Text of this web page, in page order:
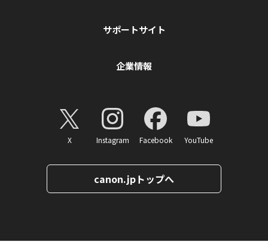
サポートサイト
企業情報
X Instagram Facebook YouTube
canon.jpトップへ